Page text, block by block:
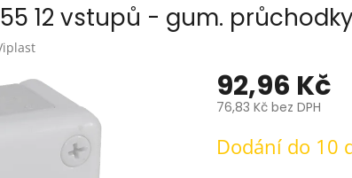
12 vstupů - gum.
92,96 Kč
76,83 Kč bez DPH
cena:
Dodání do 10